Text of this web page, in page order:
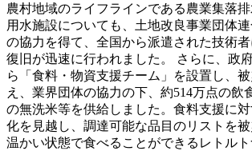
農村地域のライフラインである農業集落
用水施設についても、土地改良事業団体
の協力を得て、全国から派遣された技術
復旧が迅速に行われました。 さらに、政
ら「食料・物資支援チーム」を設置し、
え、業界団体の協力の下、約514万点の飲
の無洗米等を供給しました。食料支援に
化を見越し、調達可能な品目のリストを被
温かい状態で食べることができるレトル